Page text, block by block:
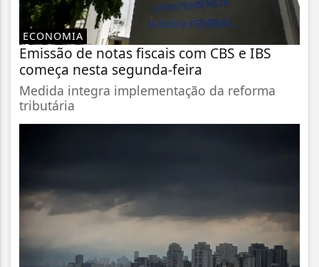
ECONOMIA
Emissão de notas fiscais com CBS e IBS
começa nesta segunda-feira
Medida integra implementação da reforma
tributária